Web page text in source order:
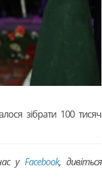
зібрати 100 тисяч
у Facebook, дивіться